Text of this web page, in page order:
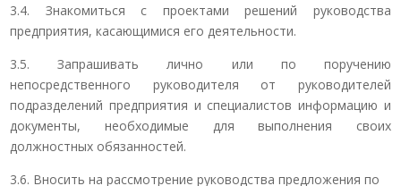
3.4. Знакомиться с проектами решений руководства
предприятия, касающимися его деятельности.
3.5. Запрашивать лично или по поручению
непосредственного руководителя от руководителей
подразделений предприятия и специалистов информацию и
документы, необходимые для выполнения своих
должностных обязанностей.
3.6. Вносить на рассмотрение руководства предложения по